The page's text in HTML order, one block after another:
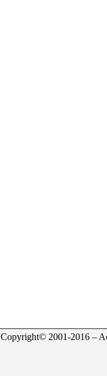
Copyright© 2001-2016 –